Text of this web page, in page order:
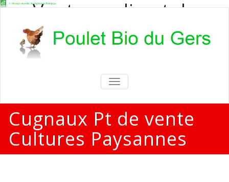
Vente en direct de
poulets bio
Vente en direct de poulets bio aux
particuliers et professionnels
TOGGLE
NAVIGATION
Cugnaux Pt de vente
Cultures Paysannes